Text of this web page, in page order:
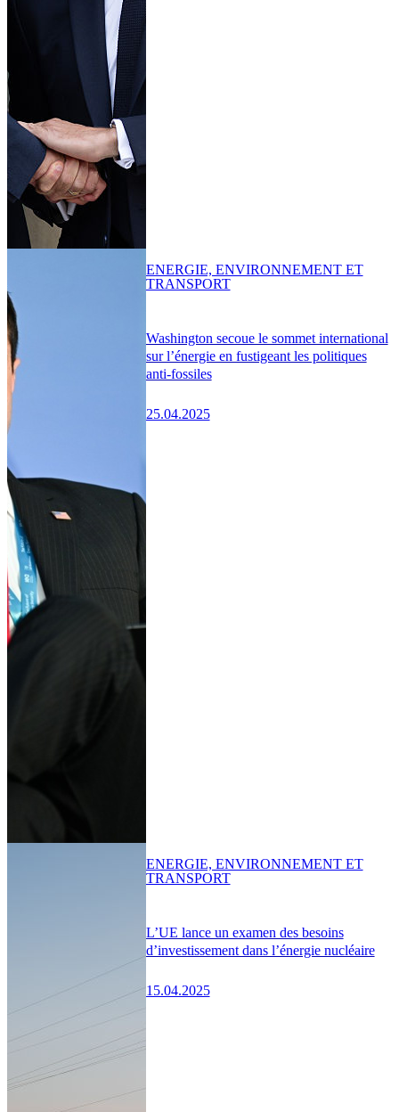
Washington secoue le sommet international
sur l’énergie en fustigeant les politiques
anti-fossiles
25.04.2025
ENERGIE, ENVIRONNEMENT ET
TRANSPORT
L’UE lance un examen des besoins
d’investissement dans l’énergie nucléaire
15.04.2025
ENERGIE, ENVIRONNEMENT ET
TRANSPORT